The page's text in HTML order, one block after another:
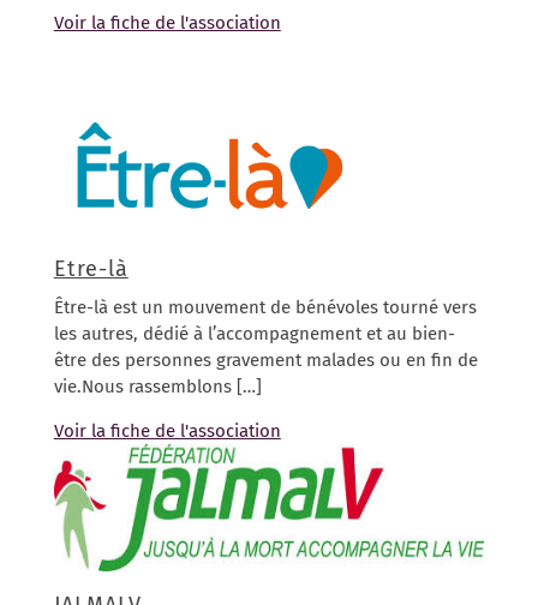
Voir la fiche de l'association
Etre-là
Être-là est un mouvement de bénévoles tourné vers
les autres, dédié à l’accompagnement et au bien-
être des personnes gravement malades ou en fin de
vie.Nous rassemblons […]
Voir la fiche de l'association